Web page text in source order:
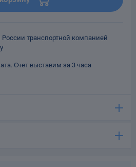
России транспортной компанией
Счет выставим за 3 часа